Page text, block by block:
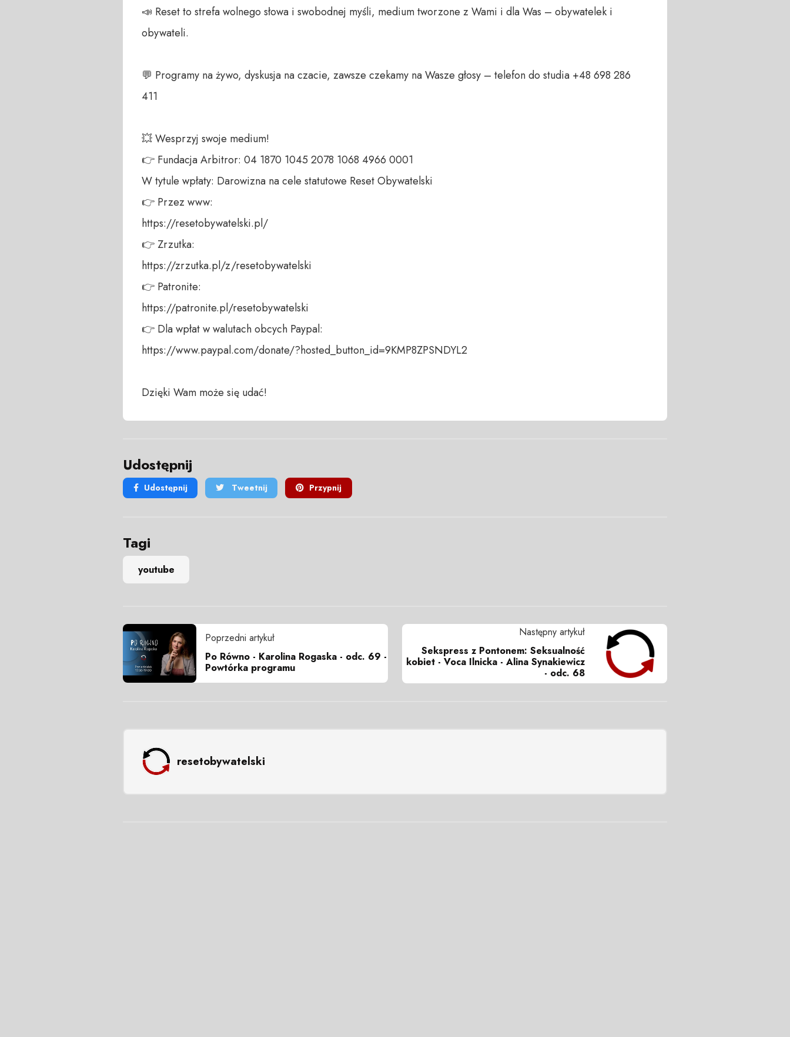
📣 Reset to strefa wolnego słowa i swobodnej myśli, medium tworzone z Wami i dla Was – obywatelek i
obywateli.
💬 Programy na żywo, dyskusja na czacie, zawsze czekamy na Wasze głosy – telefon do studia +48 698 286
411
💥 Wesprzyj swoje medium!
👉 Fundacja Arbitror: 04 1870 1045 2078 1068 4966 0001
W tytule wpłaty: Darowizna na cele statutowe Reset Obywatelski
👉 Przez www:
https://resetobywatelski.pl/
👉 Zrzutka:
https://zrzutka.pl/z/resetobywatelski
👉 Patronite:
https://patronite.pl/resetobywatelski
👉 Dla wpłat w walutach obcych Paypal:
https://www.paypal.com/donate/?hosted_button_id=9KMP8ZPSNDYL2
Dzięki Wam może się udać!
Udostępnij
Udostępnij Tweetnij Przypnij
Tagi
youtube
Poprzedni artykuł
Po Równo - Karolina Rogaska - odc. 69 -
Powtórka programu
Następny artykuł
Sekspress z Pontonem: Seksualność
kobiet - Voca Ilnicka - Alina Synakiewicz
- odc. 68
resetobywatelski